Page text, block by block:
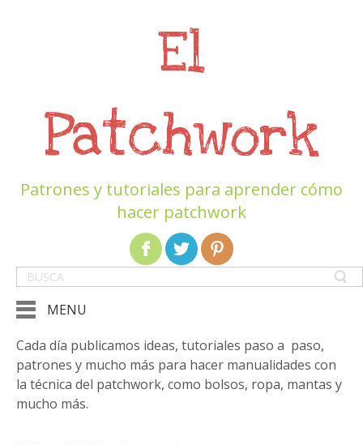
El
Patchwork
Patrones y tutoriales para aprender cómo
hacer patchwork
MENU
Cada día publicamos ideas, tutoriales paso a paso,
patrones y mucho más para hacer manualidades con
la técnica del patchwork, como bolsos, ropa, mantas y
mucho más.